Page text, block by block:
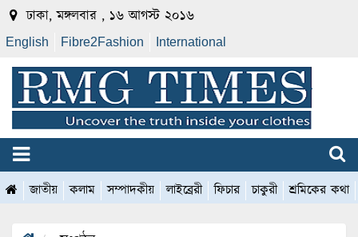
ঢাকা, মঙ্গলবার , ১৬ আগস্ট ২০১৬
English Fibre2Fashion International
জাতীয় কলাম সম্পাদকীয় লাইব্রেরী ফিচার চাকুরী শ্রমিকের কথা